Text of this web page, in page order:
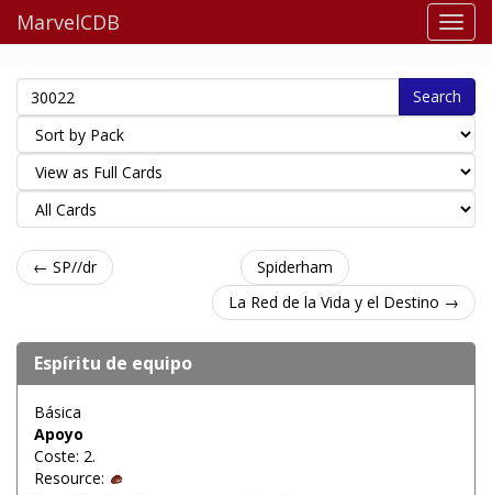
MarvelCDB
Search
← SP//dr
Spiderham
La Red de la Vida y el Destino →
Espíritu de equipo
Básica
Apoyo
Coste: 2.
Resource: